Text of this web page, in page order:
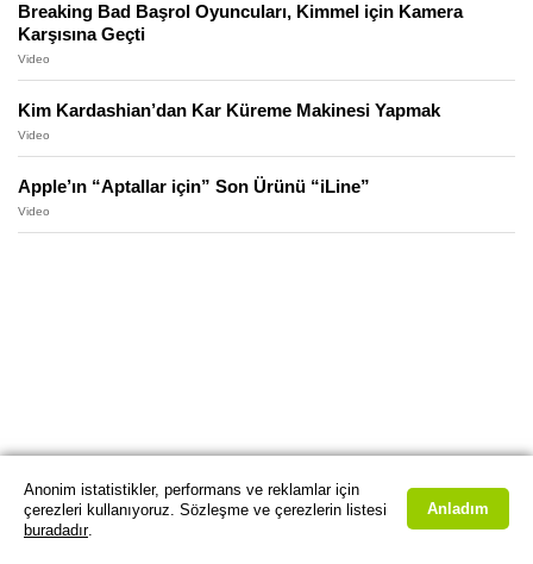
Breaking Bad Başrol Oyuncuları, Kimmel için Kamera
Karşısına Geçti
Video
Kim Kardashian’dan Kar Küreme Makinesi Yapmak
Video
Apple’ın “Aptallar için” Son Ürünü “iLine”
Video
Anonim istatistikler, performans ve reklamlar için
çerezleri kullanıyoruz. Sözleşme ve çerezlerin listesi
buradadır.
Anladım